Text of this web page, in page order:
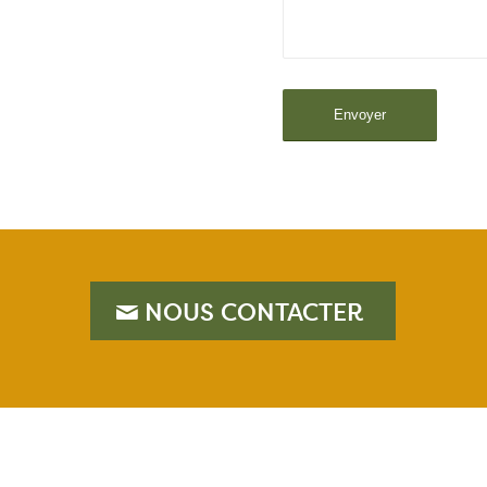
NOUS CONTACTER